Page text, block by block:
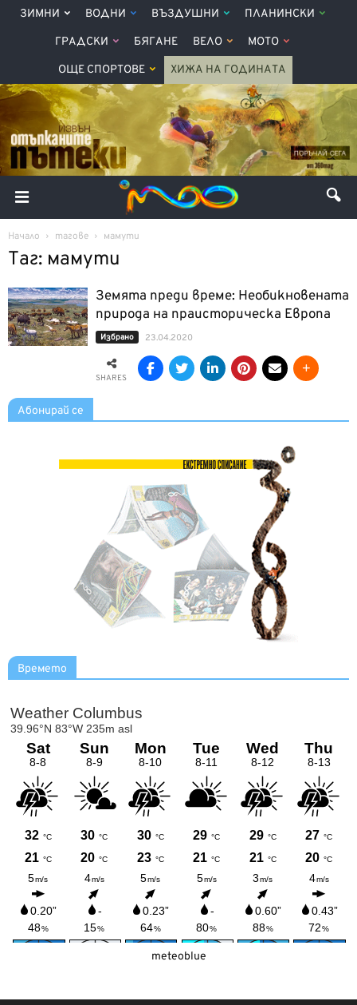
ЗИМНИ ВОДНИ ВЪЗДУШНИ ПЛАНИНСКИ
ГРАДСКИ БЯГАНЕ ВЕЛО МОТО
ОЩЕ СПОРТОВЕ ХИЖА НА ГОДИНАТА
Начало тагове мамути
Таг: мамути
Земята преди време: Необикновената
природа на праисторическа Европа
Избрано 23.04.2020
SHARES
Абонирай се
Времето
meteoblue